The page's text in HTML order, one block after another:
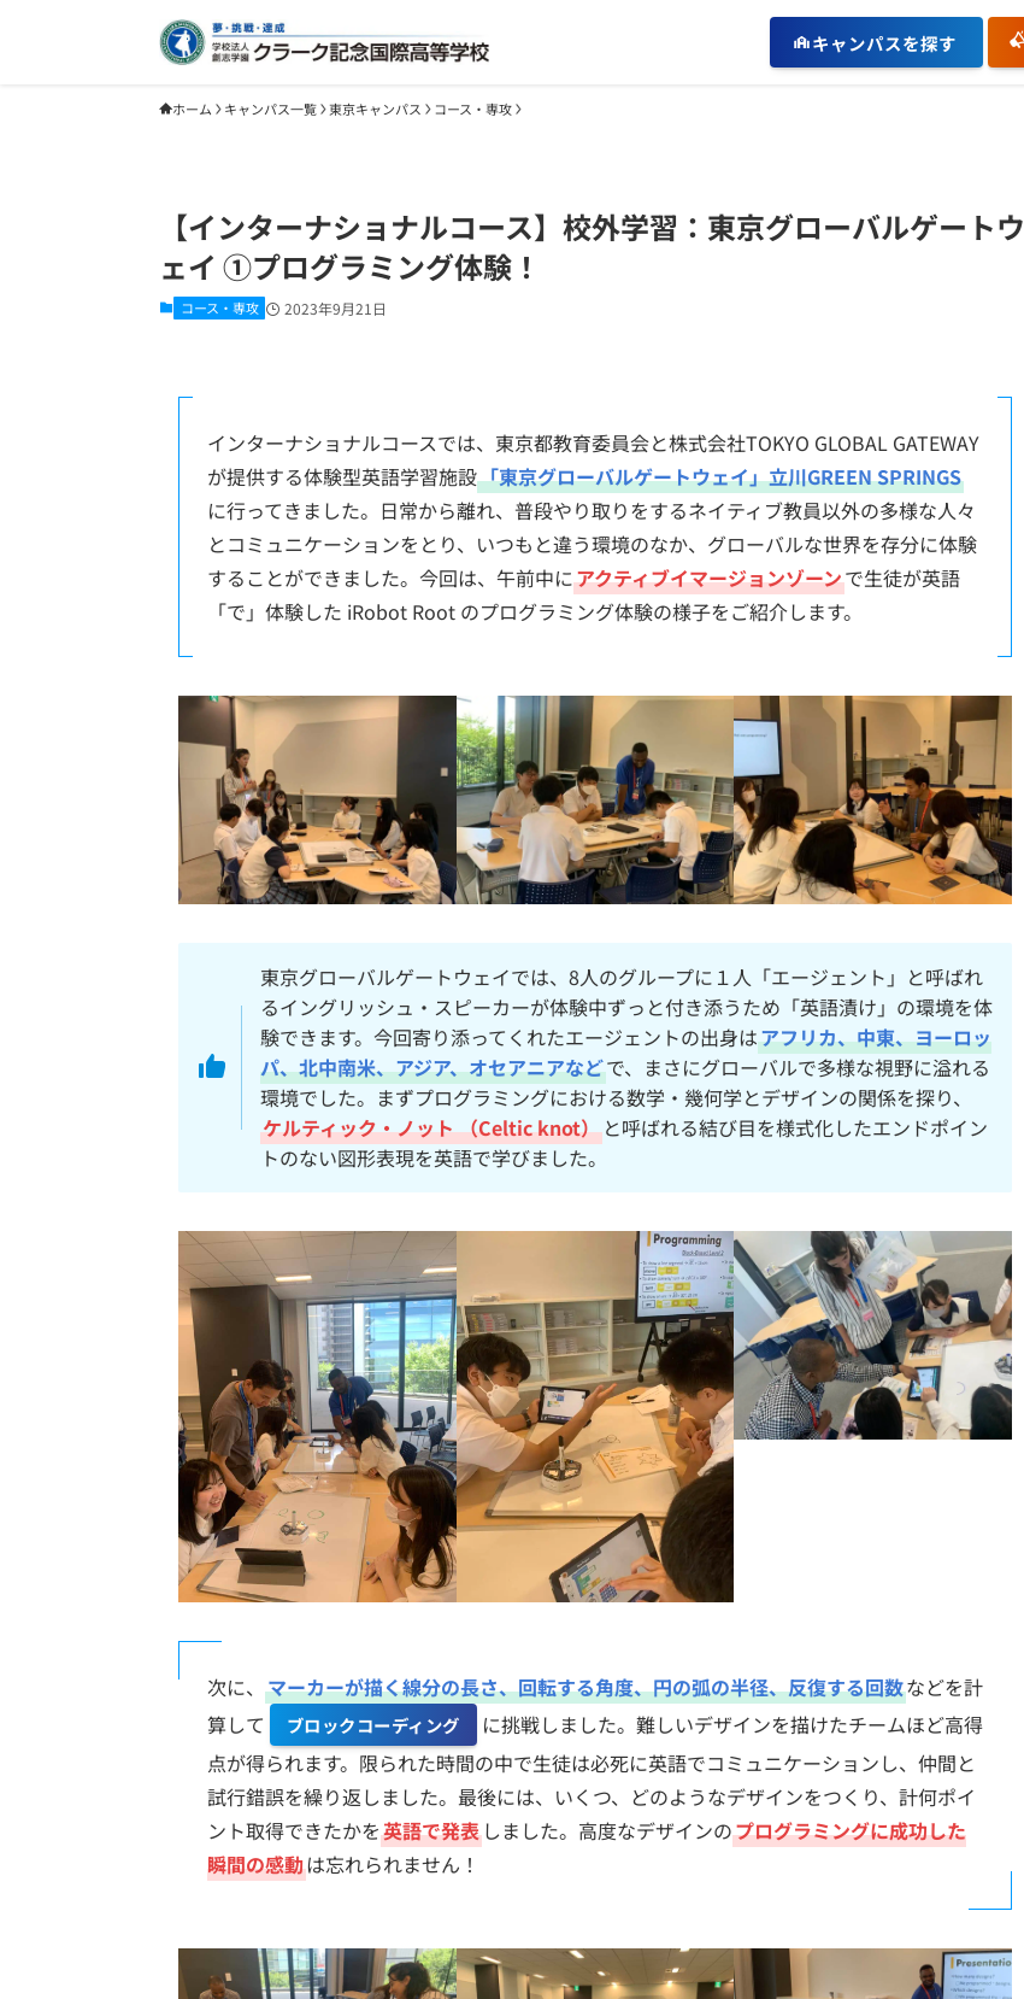
キャンパスを探す
ホーム キャンパス一覧 東京キャンパス コース・専攻
【インターナショナルコース】校外学習：東京グローバルゲートウ
ェイ ①プログラミング体験！
コース・専攻 2023年9月21日
インターナショナルコースでは、東京都教育委員会と株式会社TOKYO GLOBAL GATEWAY
が提供する体験型英語学習施設「東京グローバルゲートウェイ」立川GREEN SPRINGS
に行ってきました。日常から離れ、普段やり取りをするネイティブ教員以外の多様な人々
とコミュニケーションをとり、いつもと違う環境のなか、グローバルな世界を存分に体験
することができました。今回は、午前中にアクティブイマージョンゾーンで生徒が英語
「で」体験した iRobot Root のプログラミング体験の様子をご紹介します。
東京グローバルゲートウェイでは、8人のグループに１人「エージェント」と呼ばれ
るイングリッシュ・スピーカーが体験中ずっと付き添うため「英語漬け」の環境を体
験できます。今回寄り添ってくれたエージェントの出身はアフリカ、中東、ヨーロッ
パ、北中南米、アジア、オセアニアなどで、まさにグローバルで多様な視野に溢れる
環境でした。まずプログラミングにおける数学・幾何学とデザインの関係を探り、
ケルティック・ノット （Celtic knot） と呼ばれる結び目を様式化したエンドポイン
トのない図形表現を英語で学びました。
次に、 マーカーが描く線分の長さ、回転する角度、円の弧の半径、反復する回数などを計
算して
ブロックコーディング
に挑戦しました。難しいデザインを描けたチームほど高得
点が得られます。限られた時間の中で生徒は必死に英語でコミュニケーションし、仲間と
試行錯誤を繰り返しました。最後には、いくつ、どのようなデザインをつくり、計何ポイ
ント取得できたかを英語で発表 しました。高度なデザインのプログラミングに成功した
瞬間の感動は忘れられません！